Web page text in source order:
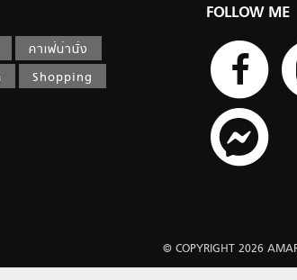
คาเฟ่น่านั่ง
Shopping
FOLLOW ME
© COPYRIGHT 2026